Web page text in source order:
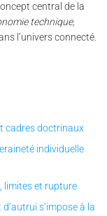
central de la
technique,
l’univers connecté.
cadres doctrinaux
individuelle
limites et rupture
s’impose à la